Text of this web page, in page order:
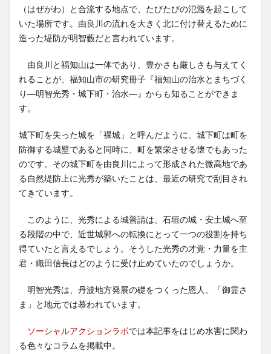
（はぜがわ）と合流する地点で、たびたびの氾濫を起こして
いた場所です。由良川の流れを大きく北に付け替えるために
造った堤防が明智藪だと言われています。
由良川と福知山は一体であり、豊かさも厳しさも与えてく
れることが、福知山市の研究冊子『福知山の治水とまちづく
り―明智光秀・城下町・治水―』からも知ることができま
す。
城下町を失った城を「裸城」と呼んだように、城下町は町を
防御する城壁であると同時に、町を繁栄させる懐でもあった
のです。その城下町を由良川によって形成された微高地であ
る自然堤防上に光秀が築いたことは、最近の研究で刮目され
てきています。
このように、光秀による城普請は、石垣の城・安土城へ至
る段階の中で、近世城郭への転換にとって一つの役割を持ち
得ていたと言えるでしょう。そうした光秀の才覚・力量を主
君・織田信長はどのように受け止めていたのでしょうか。
明智光秀は、丹波地方発展の礎をつくった恩人、「御霊さ
ま」と地元では慕われています。
ソーシャルアクションラボでは本記事をはじめ水害に関わ
る色々なコラムを掲載中。